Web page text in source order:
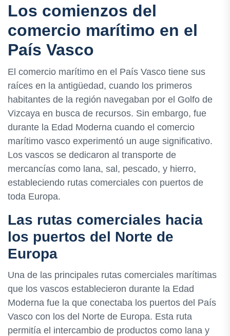
Los comienzos del
comercio marítimo en el
País Vasco
El comercio marítimo en el País Vasco tiene sus
raíces en la antigüedad, cuando los primeros
habitantes de la región navegaban por el Golfo de
Vizcaya en busca de recursos. Sin embargo, fue
durante la Edad Moderna cuando el comercio
marítimo vasco experimentó un auge significativo.
Los vascos se dedicaron al transporte de
mercancías como lana, sal, pescado, y hierro,
estableciendo rutas comerciales con puertos de
toda Europa.
Las rutas comerciales hacia
los puertos del Norte de
Europa
Una de las principales rutas comerciales marítimas
que los vascos establecieron durante la Edad
Moderna fue la que conectaba los puertos del País
Vasco con los del Norte de Europa. Esta ruta
permitía el intercambio de productos como lana y